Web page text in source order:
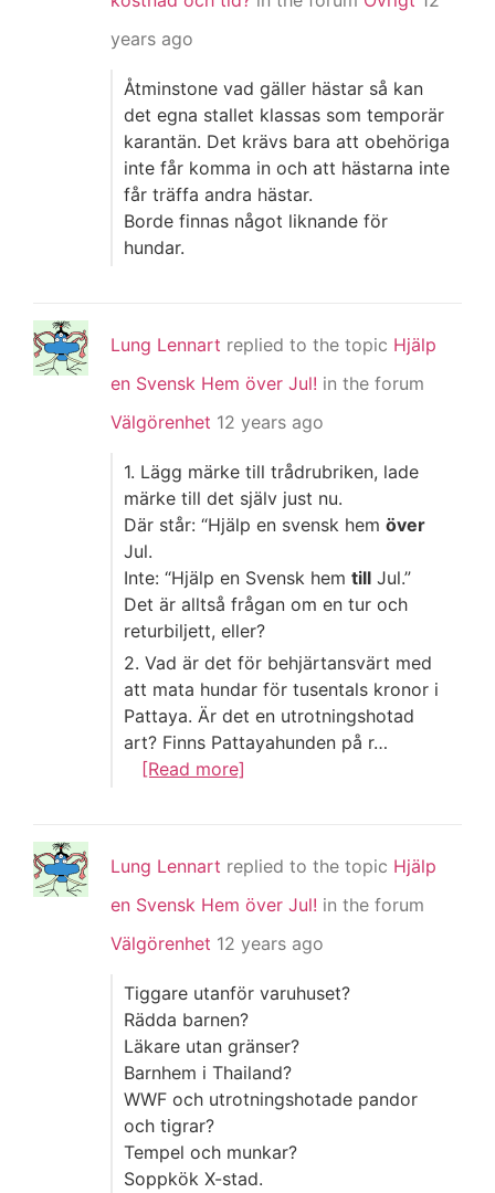
years ago
Åtminstone vad gäller hästar så kan
det egna stallet klassas som temporär
karantän. Det krävs bara att obehöriga
inte får komma in och att hästarna inte
får träffa andra hästar.
Borde finnas något liknande för
hundar.
Lung Lennart replied to the topic Hjälp
en Svensk Hem över Jul! in the forum
Välgörenhet 12 years ago
1. Lägg märke till trådrubriken, lade
märke till det själv just nu.
Där står: “Hjälp en svensk hem över
Jul.
Inte: “Hjälp en Svensk hem till Jul.”
Det är alltså frågan om en tur och
returbiljett, eller?
2. Vad är det för behjärtansvärt med
att mata hundar för tusentals kronor i
Pattaya. Är det en utrotningshotad
art? Finns Pattayahunden på r…
[Read more]
Lung Lennart replied to the topic Hjälp
en Svensk Hem över Jul! in the forum
Välgörenhet 12 years ago
Tiggare utanför varuhuset?
Rädda barnen?
Läkare utan gränser?
Barnhem i Thailand?
WWF och utrotningshotade pandor
och tigrar?
Tempel och munkar?
Soppkök X-stad.